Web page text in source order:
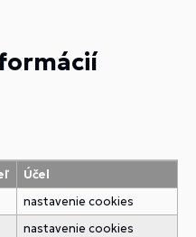
Účel
nastavenie cookies
nastavenie cookies